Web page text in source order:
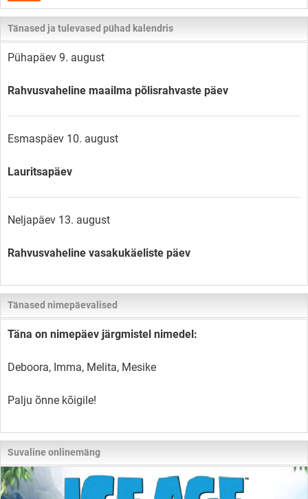
Tänased ja tulevased pühad kalendris
Pühapäev 9. august
Rahvusvaheline maailma põlisrahvaste päev
Esmaspäev 10. august
Lauritsapäev
Neljapäev 13. august
Rahvusvaheline vasakukäeliste päev
Tänased nimepäevalised
Täna on nimepäev järgmistel nimedel:
Deboora, Imma, Melita, Mesike
Palju õnne kõigile!
Suvaline onlinemäng